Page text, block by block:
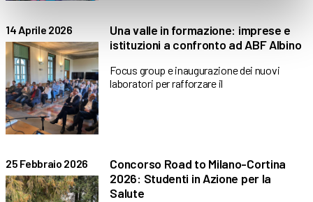
14 Aprile 2026
Una valle in formazione: imprese e
istituzioni a confronto ad ABF Albino
Focus group e inaugurazione dei nuovi
laboratori per rafforzare il
25 Febbraio 2026
Concorso Road to Milano-Cortina
2026: Studenti in Azione per la
Salute